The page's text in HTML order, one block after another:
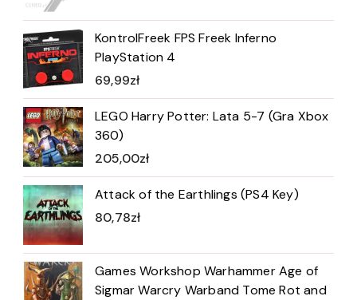
KontrolFreek FPS Freek Inferno
PlayStation 4
69,99zł
LEGO Harry Potter: Lata 5-7 (Gra Xbox
360)
205,00zł
Attack of the Earthlings (PS4 Key)
80,78zł
Games Workshop Warhammer Age of
Sigmar Warcry Warband Tome Rot and